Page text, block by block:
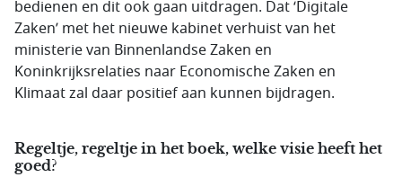
bedienen en dit ook gaan uitdragen. Dat ‘Digitale
Zaken’ met het nieuwe kabinet verhuist van het
ministerie van Binnenlandse Zaken en
Koninkrijksrelaties naar Economische Zaken en
Klimaat zal daar positief aan kunnen bijdragen.
Regeltje, regeltje in het boek, welke visie heeft het
goed?